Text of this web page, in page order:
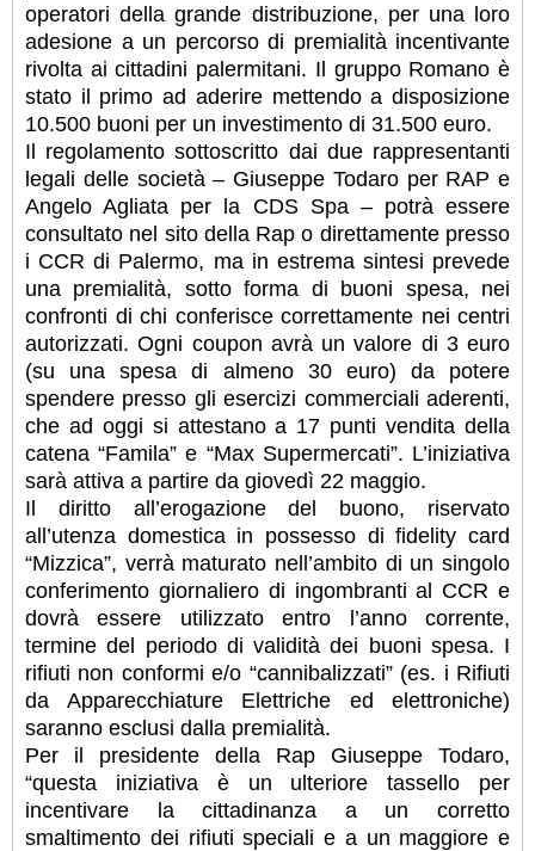
operatori della grande distribuzione, per una loro
adesione a un percorso di premialità incentivante
rivolta ai cittadini palermitani. Il gruppo Romano è
stato il primo ad aderire mettendo a disposizione
10.500 buoni per un investimento di 31.500 euro.
Il regolamento sottoscritto dai due rappresentanti
legali delle società – Giuseppe Todaro per RAP e
Angelo Agliata per la CDS Spa – potrà essere
consultato nel sito della Rap o direttamente presso
i CCR di Palermo, ma in estrema sintesi prevede
una premialità, sotto forma di buoni spesa, nei
confronti di chi conferisce correttamente nei centri
autorizzati. Ogni coupon avrà un valore di 3 euro
(su una spesa di almeno 30 euro) da potere
spendere presso gli esercizi commerciali aderenti,
che ad oggi si attestano a 17 punti vendita della
catena “Famila” e “Max Supermercati”. L’iniziativa
sarà attiva a partire da giovedì 22 maggio.
Il diritto all’erogazione del buono, riservato
all’utenza domestica in possesso di fidelity card
“Mizzica”, verrà maturato nell’ambito di un singolo
conferimento giornaliero di ingombranti al CCR e
dovrà essere utilizzato entro l’anno corrente,
termine del periodo di validità dei buoni spesa. I
rifiuti non conformi e/o “cannibalizzati” (es. i Rifiuti
da Apparecchiature Elettriche ed elettroniche)
saranno esclusi dalla premialità.
Per il presidente della Rap Giuseppe Todaro,
“questa iniziativa è un ulteriore tassello per
incentivare la cittadinanza a un corretto
smaltimento dei rifiuti speciali e a un maggiore e